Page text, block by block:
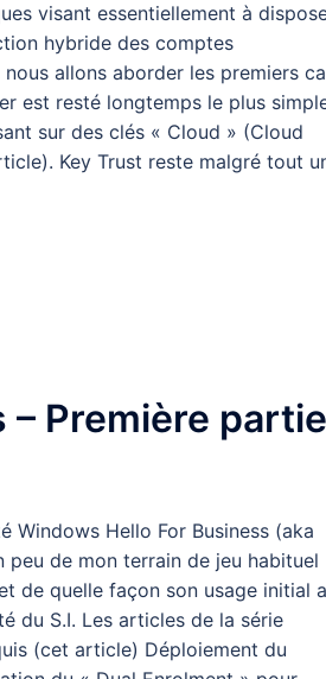
visant essentiellement à
hybride des comptes
allons aborder les premiers
est resté longtemps le plus
sur des clés « Cloud » (Cloud
Key Trust reste malgré tout
– Première
Windows Hello For Business (aka
peu de mon terrain de jeu habituel
de quelle façon son usage initial a
du S.I. Les articles de la série
(cet article) Déploiement du